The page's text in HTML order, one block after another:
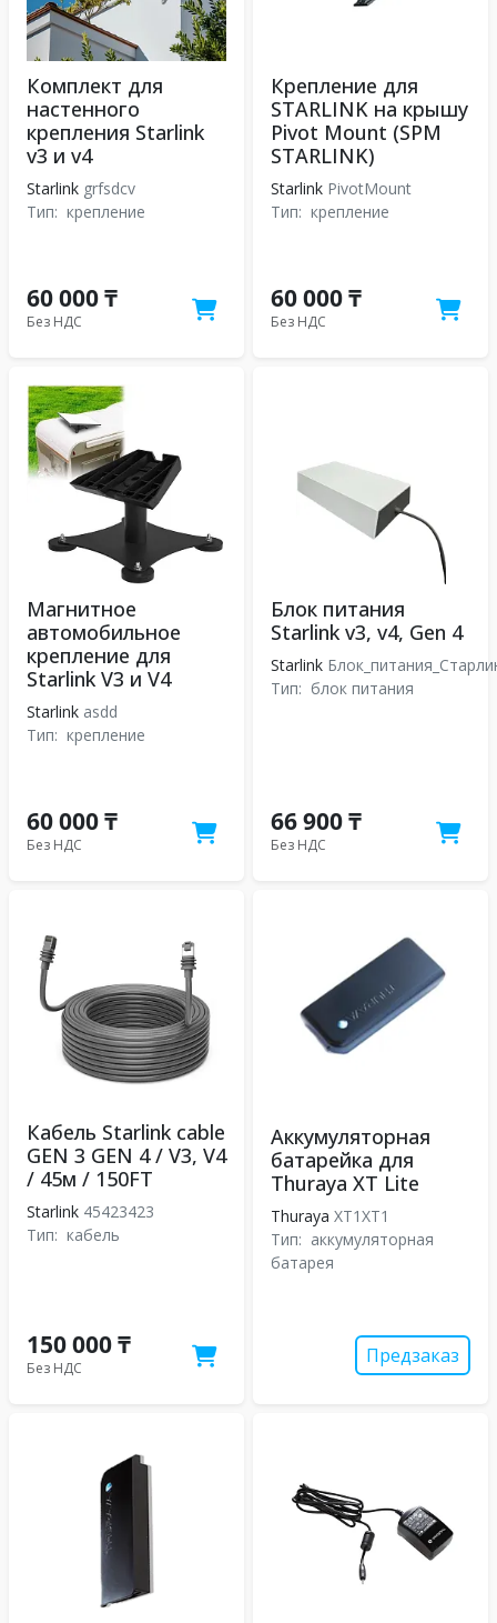
Комплект для
настенного
крепления Starlink
v3 и v4
Starlink grfsdcv
Тип: крепление
60 000 ₸
Без НДС
Крепление для
STARLINK на крышу
Pivot Mount (SPM
STARLINK)
Starlink PivotMount
Тип: крепление
60 000 ₸
Без НДС
Магнитное
автомобильное
крепление для
Starlink V3 и V4
Starlink asdd
Тип: крепление
60 000 ₸
Без НДС
Блок питания
Starlink v3, v4, Gen 4
Starlink
Тип: блок питания
66 900 ₸
Без НДС
Кабель Starlink cable
GEN 3 GEN 4 / V3, V4
/ 45м / 150FT
Starlink 45423423
Тип: кабель
150 000 ₸
Без НДС
Аккумуляторная
батарейка для
Thuraya XT Lite
Thuraya XT1XT1
Тип: аккумуляторная
батарея
Предзаказ